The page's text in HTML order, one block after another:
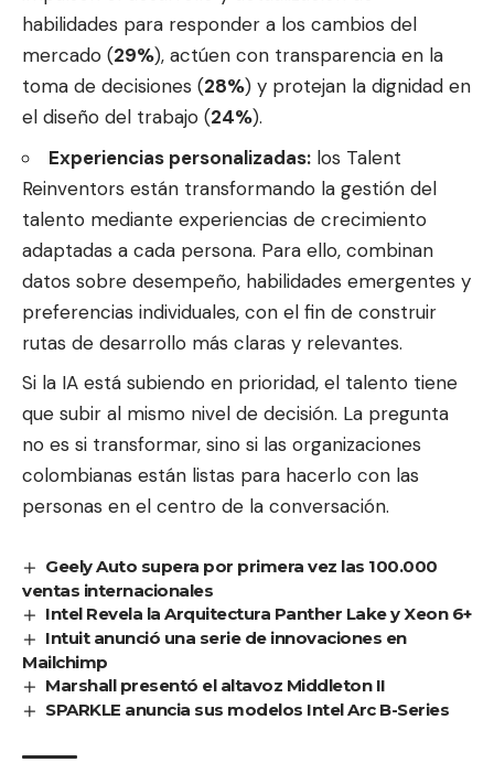
habilidades para responder a los cambios del
mercado (29%), actúen con transparencia en la
toma de decisiones (28%) y protejan la dignidad en
el diseño del trabajo (24%).
Experiencias personalizadas: los Talent
Reinventors están transformando la gestión del
talento mediante experiencias de crecimiento
adaptadas a cada persona. Para ello, combinan
datos sobre desempeño, habilidades emergentes y
preferencias individuales, con el fin de construir
rutas de desarrollo más claras y relevantes.
Si la IA está subiendo en prioridad, el talento tiene
que subir al mismo nivel de decisión. La pregunta
no es si transformar, sino si las organizaciones
colombianas están listas para hacerlo con las
personas en el centro de la conversación.
Geely Auto supera por primera vez las 100.000
ventas internacionales
Intel Revela la Arquitectura Panther Lake y Xeon 6+
Intuit anunció una serie de innovaciones en
Mailchimp
Marshall presentó el altavoz Middleton II
SPARKLE anuncia sus modelos Intel Arc B-Series